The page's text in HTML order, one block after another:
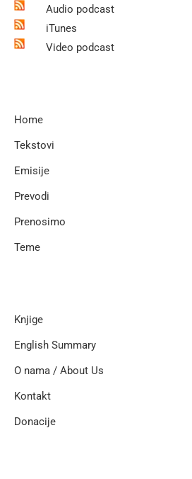
Audio podcast
iTunes
Video podcast
Home
Tekstovi
Emisije
Prevodi
Prenosimo
Teme
Knjige
English Summary
O nama / About Us
Kontakt
Donacije